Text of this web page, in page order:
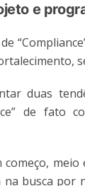
e
duas
de fato
na busca